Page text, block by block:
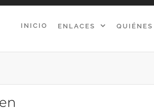
INICIO ENLACES QUIÉNES